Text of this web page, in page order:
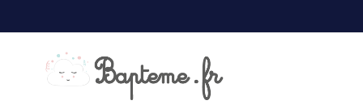
to